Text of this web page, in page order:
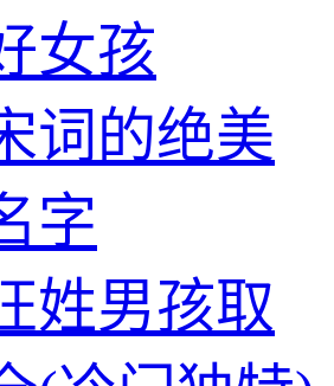
女孩
词的绝美
字
姓男孩取